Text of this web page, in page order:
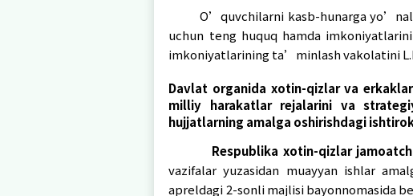
O’zbekiston
2019 yil 2-sentyabrdagi
hamda O’zbekiston
kasb-hunarga
Davlat organida xotin-
kengashi faoliyati
O’zbekiston